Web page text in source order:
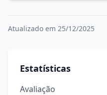
Atualizado em 25/12/2025
Estatísticas
Avaliação